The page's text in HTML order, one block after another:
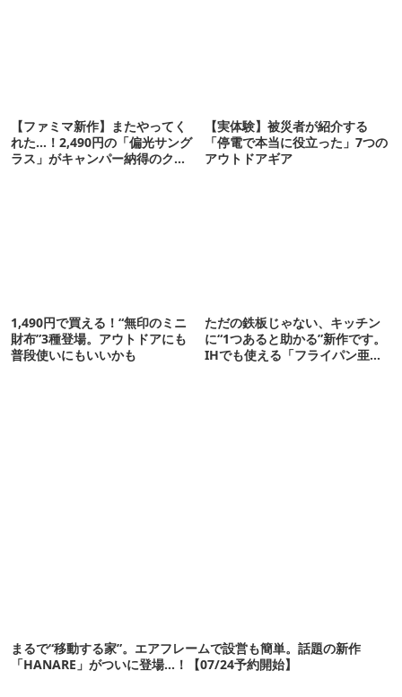
【ファミマ新作】またやってく
れた…！2,490円の「偏光サング
ラス」がキャンパー納得のクオ
【実体験】被災者が紹介する
「停電で本当に役立った」7つの
アウトドアギア
1,490円で買える！“無印のミニ
財布”3種登場。アウトドアにも
普段使いにもいいかも
ただの鉄板じゃない、キッチン
に“1つあると助かる”新作です。
IHでも使える「フライパン亜
まるで“移動する家”。エアフレームで設営も簡単。話題の新作
「HANARE」がついに登場…！【07/24予約開始】